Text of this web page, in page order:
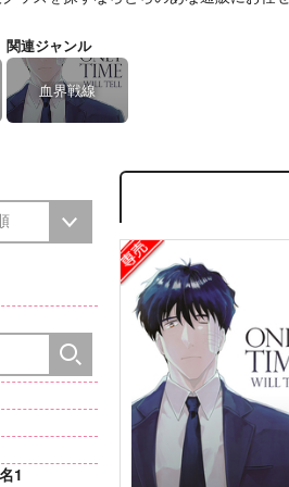
関連ジャンル
血界戦線
1